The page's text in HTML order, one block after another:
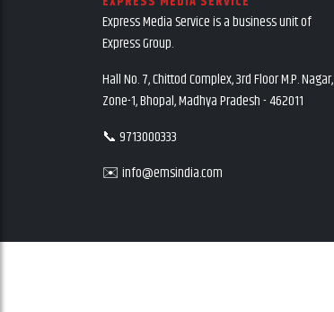
Express Media Service is a business unit of
Express Group.
Hall No. 7, Chittod Complex, 3rd Floor M.P. Nagar,
Zone-1, Bhopal, Madhya Pradesh - 462011
📞 9713000333
✉️ info@emsindia.com